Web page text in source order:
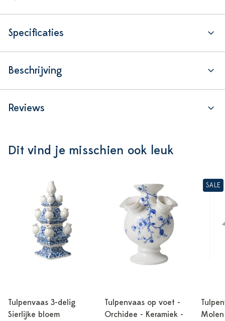
Specificaties
Beschrijving
Reviews
Dit vind je misschien ook leuk
Tulpenvaas 3-delig
Sierlijke bloem
Tulpenvaas op voet -
Orchidee - Keramiek -
SALE